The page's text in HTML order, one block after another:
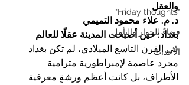
"Friday thoughts"
فضاءٌ للحوار والتأمل
الأحداث
والعقل
د. م. علاء محمود التميمي
بغداد: حين أصبحت المدينة عقلًا للعالم
في القرن التاسع الميلادي، لم تكن بغداد
مجرد عاصمة لإمبراطورية مترامية
الأطراف، بل كانت أعظم ورشةٍ معرفية